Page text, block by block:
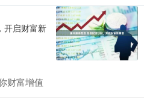
开启财富新
财富增值